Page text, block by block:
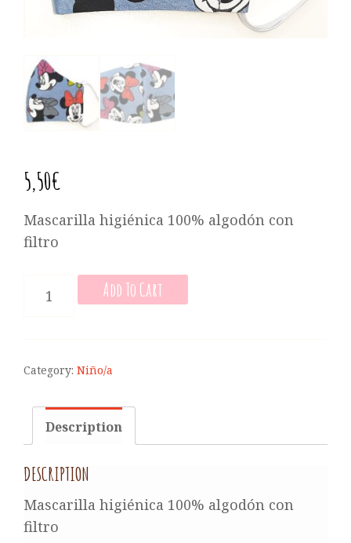
5,50€
Mascarilla higiénica 100% algodón con
filtro
HIGIÉNICA
Add To Cart
Category: Niño/a
Description
DESCRIPTION
Mascarilla higiénica 100% algodón con
filtro